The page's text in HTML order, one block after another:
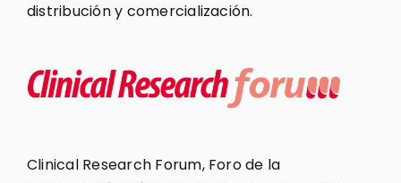
distribución y comercialización.
Clinical Research Forum, Foro de la